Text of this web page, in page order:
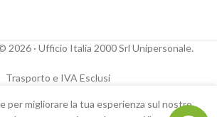
2026· Ufficio Italia 2000 Srl Unipersonale.
Trasporto e IVA Esclusi
per migliorare la tua esperienza sul nostro